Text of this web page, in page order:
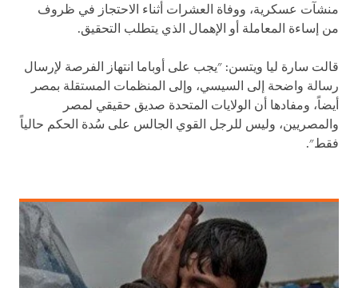
منشآت عسكرية، ووفاة العشرات أثناء الاحتجاز في ظروف
من إساءة المعاملة أو الإهمال الذي يتطلب التحقيق.
قالت سارة ليا ويتسن: "يجب على أوباما انتهاز الفرصة لإرسال
رسالة واضحة إلى السيسي، وإلى المنظمات المستقلة بمصر
أيضاً، ومفادها أن الولايات المتحدة صديق حقيقي لمصر
والمصريين، وليس للرجل القوي الجالس على سُدة الحكم حالياً
فقط".